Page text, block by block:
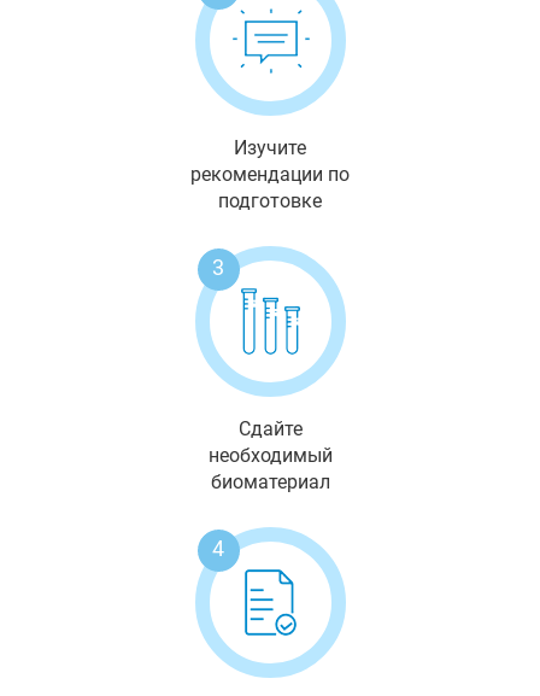
Изучите
рекомендации по
подготовке
3
Сдайте
необходимый
биоматериал
4